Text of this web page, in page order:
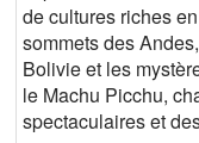
de cultures riches
sommets des
Bolivie et les
le Machu Picchu,
spectaculaires et